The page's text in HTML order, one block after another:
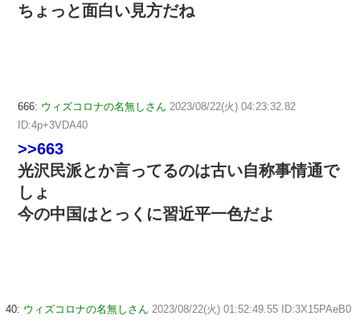
ちょっと面白い見方だね
666: ウィズコロナの名無しさん 2023/08/22(火) 04:23:32.82
ID:4p+3VDA40
>>663
光沢民派とか言ってるのは古い自称事情通で
しょ
今の中国はとっくに習近平一色だよ
40: ウィズコロナの名無しさん 2023/08/22(火) 01:52:49.55 ID:3X15PAeB0